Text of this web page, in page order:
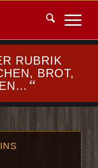
RUBRIK
BROT,
“